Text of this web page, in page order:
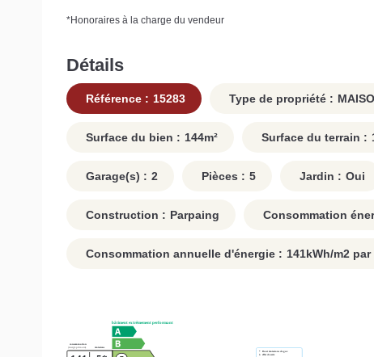
*Honoraires à la charge du vendeur
Détails
Référence : 15283 Type de propriété :
Surface du bien : 144m² Surface du terrain :
Garage(s) : 2 Pièces : 5 Jardin : Oui
Construction : Parpaing Consommation
Consommation annuelle d'énergie : 141kWh/m2 par